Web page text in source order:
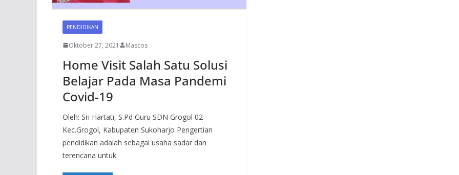
PENDIDIKAN
Oktober 27, 2021 Mascos
Home Visit Salah Satu Solusi
Belajar Pada Masa Pandemi
Covid-19
Oleh: Sri Hartati, S.Pd Guru SDN Grogol 02
Kec.Grogol, Kabupaten Sukoharjo Pengertian
pendidikan adalah sebagai usaha sadar dan
terencana untuk